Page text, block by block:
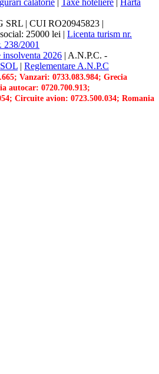
calatorie Taxe hoteliere
Harta
SRL
CUI RO20945823
25000 lei
Licenta turism nr.
238/2001
insolventa 2026 A.N.P.C. -
SOL Reglementare A.N.P.C
Vanzari: 0733.083.984; Grecia
autocar: 0720.700.913;
Circuite avion: 0723.500.034; Romania